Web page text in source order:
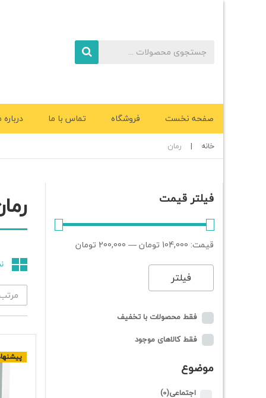
صفحه نخست فروشگاه تماس با ما درباره
خانه | رمان
فیلتر قیمت
فیلتر
قیمت: 104,000 تومان — 200,000 تومان
فقط محصولات با تخفیف
فقط کالاهای موجود
موضوع
اجتماعی(0)